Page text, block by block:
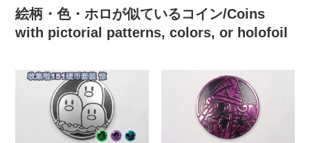
絵柄・色・ホロが似ているコイン/Coins
with pictorial patterns, colors, or holofoil